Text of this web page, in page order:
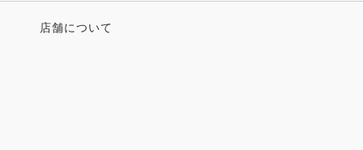
店舗について